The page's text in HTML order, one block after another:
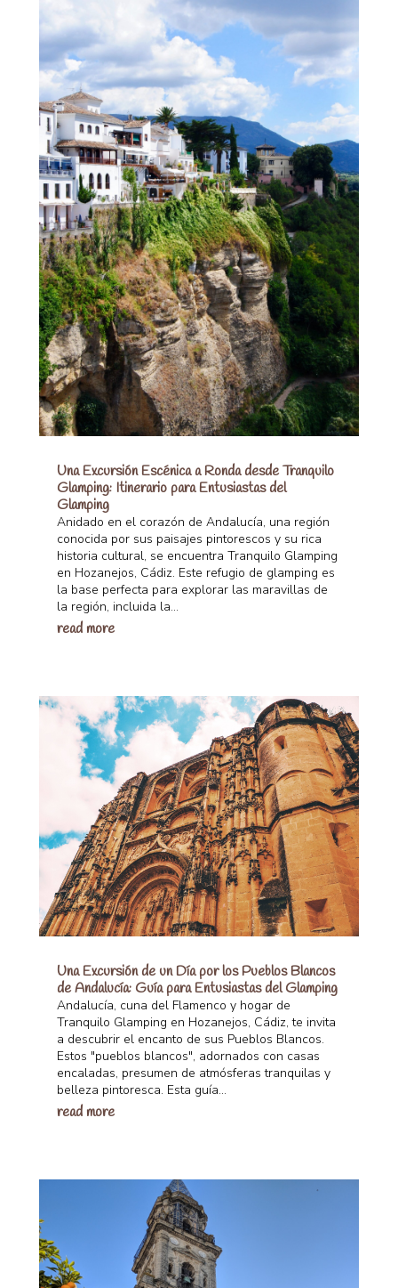
Una Excursión Escénica a Ronda desde Tranquilo
Glamping: Itinerario para Entusiastas del
Glamping
Anidado en el corazón de Andalucía, una región
conocida por sus paisajes pintorescos y su rica
historia cultural, se encuentra Tranquilo Glamping
en Hozanejos, Cádiz. Este refugio de glamping es
la base perfecta para explorar las maravillas de
la región, incluida la...
read more
Una Excursión de un Día por los Pueblos Blancos
de Andalucía: Guía para Entusiastas del Glamping
Andalucía, cuna del Flamenco y hogar de
Tranquilo Glamping en Hozanejos, Cádiz, te invita
a descubrir el encanto de sus Pueblos Blancos.
Estos "pueblos blancos", adornados con casas
encaladas, presumen de atmósferas tranquilas y
belleza pintoresca. Esta guía...
read more